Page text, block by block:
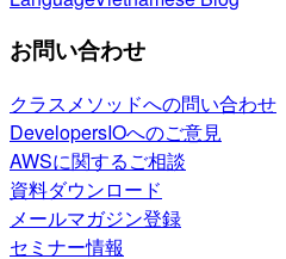
お問い合わせ
クラスメソッドへの問い合わせ
DevelopersIOへのご意見
AWSに関するご相談
資料ダウンロード
メールマガジン登録
セミナー情報